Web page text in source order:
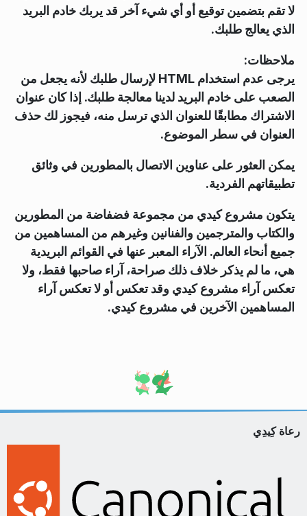
لا تقم بتضمين توقيع أو أي شيء آخر قد يربك خادم البريد
الذي يعالج طلبك.
ملاحظات:
يرجى عدم استخدام HTML لإرسال طلبك لأنه يجعل من
الصعب على خادم البريد لدينا معالجة طلبك. إذا كان عنوان
الاشتراك مطابقًا للعنوان الذي ترسل منه، فيجوز لك حذف
العنوان في سطر الموضوع.
يمكن العثور على عناوين الاتصال بالمطورين في وثائق
تطبيقاتهم الفردية.
يتكون مشروع كيدي من مجموعة فضفاضة من المطورين
والكتاب والمترجمين والفنانين وغيرهم من المساهمين من
جميع أنحاء العالم. الآراء المعبر عنها في القوائم البريدية
هي، ما لم يذكر خلاف ذلك صراحة، آراء صاحبها فقط، ولا
تعكس آراء مشروع كيدي وقد تعكس أو لا تعكس آراء
المساهمين الآخرين في مشروع كيدي.
رعاة كِيدِي